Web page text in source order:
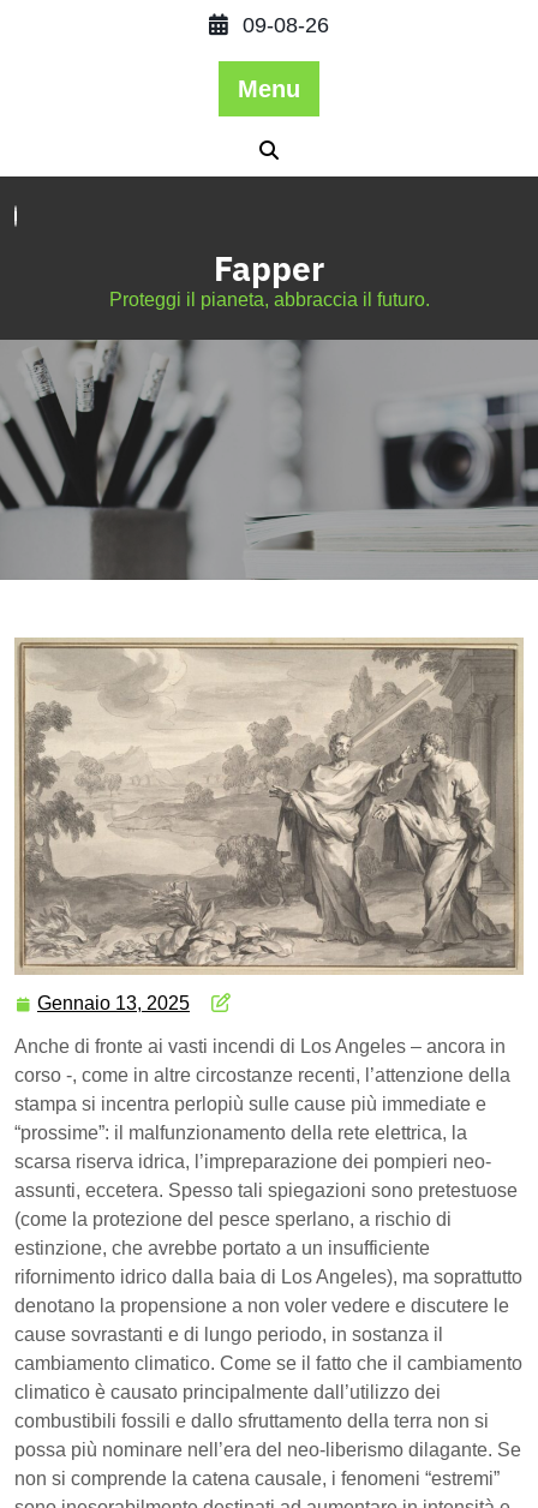
09-08-26
Menu
Fapper
Proteggi il pianeta, abbraccia il futuro.
Gennaio 13, 2025
Anche di fronte ai vasti incendi di Los Angeles – ancora in
corso -, come in altre circostanze recenti, l’attenzione della
stampa si incentra perlopiù sulle cause più immediate e
“prossime”: il malfunzionamento della rete elettrica, la
scarsa riserva idrica, l’impreparazione dei pompieri neo-
assunti, eccetera. Spesso tali spiegazioni sono pretestuose
(come la protezione del pesce sperlano, a rischio di
estinzione, che avrebbe portato a un insufficiente
rifornimento idrico dalla baia di Los Angeles), ma soprattutto
denotano la propensione a non voler vedere e discutere le
cause sovrastanti e di lungo periodo, in sostanza il
cambiamento climatico. Come se il fatto che il cambiamento
climatico è causato principalmente dall’utilizzo dei
combustibili fossili e dallo sfruttamento della terra non si
possa più nominare nell’era del neo-liberismo dilagante. Se
non si comprende la catena causale, i fenomeni “estremi”